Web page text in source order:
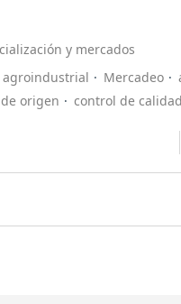
y mercados
agroindustrial Mercadeo
origen control de